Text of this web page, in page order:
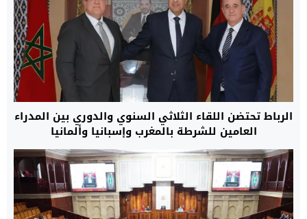
الرباط تحتضن اللقاء الثلاثي السنوي والدوري بين المدراء
العامين للشرطة بالمغرب وإسبانيا وألمانيا